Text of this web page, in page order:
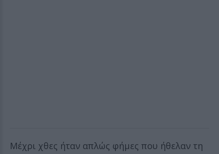
Μέχρι χθες ήταν απλώς φήμες που ήθελαν τη